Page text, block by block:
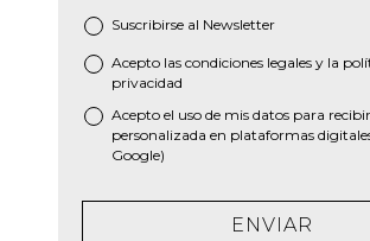
Suscribirse al Newsletter
* Acepto las condiciones legales y la
privacidad
Acepto el uso de mis datos para
personalizada en plataformas
Google)
ENVIAR